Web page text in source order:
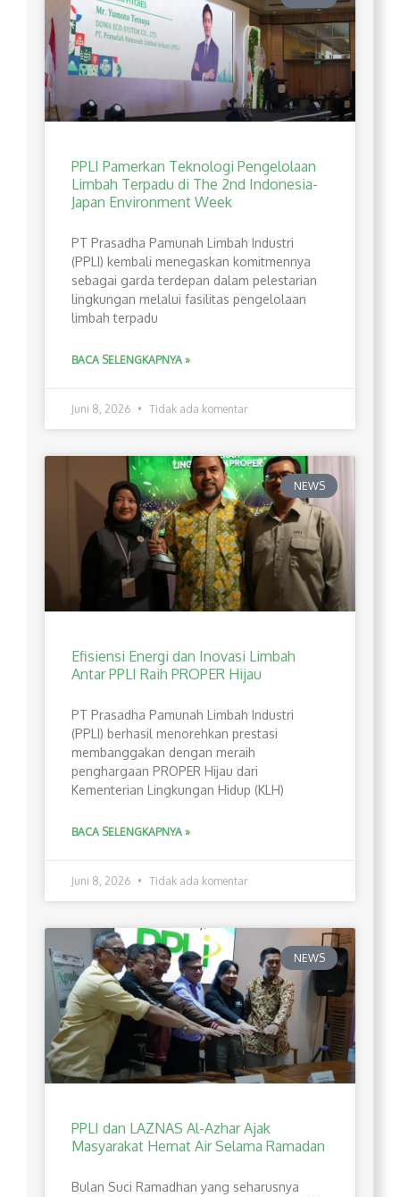
PPLI Pamerkan Teknologi Pengelolaan
Limbah Terpadu di The 2nd Indonesia-
Japan Environment Week
PT Prasadha Pamunah Limbah Industri
(PPLI) kembali menegaskan komitmennya
sebagai garda terdepan dalam pelestarian
lingkungan melalui fasilitas pengelolaan
limbah terpadu
BACA SELENGKAPNYA »
Juni 8, 2026 Tidak ada komentar
NEWS
Efisiensi Energi dan Inovasi Limbah
Antar PPLI Raih PROPER Hijau
PT Prasadha Pamunah Limbah Industri
(PPLI) berhasil menorehkan prestasi
membanggakan dengan meraih
penghargaan PROPER Hijau dari
Kementerian Lingkungan Hidup (KLH)
BACA SELENGKAPNYA »
Juni 8, 2026 Tidak ada komentar
NEWS
PPLI dan LAZNAS Al-Azhar Ajak
Masyarakat Hemat Air Selama Ramadan
Bulan Suci Ramadhan yang seharusnya